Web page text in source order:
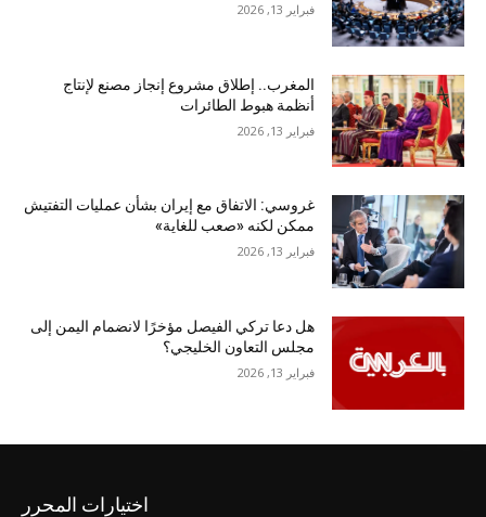
فبراير 13, 2026
المغرب.. إطلاق مشروع إنجاز مصنع لإنتاج
أنظمة هبوط الطائرات
فبراير 13, 2026
غروسي: الاتفاق مع إيران بشأن عمليات التفتيش
ممكن لكنه «صعب للغاية»
فبراير 13, 2026
هل دعا تركي الفيصل مؤخرًا لانضمام اليمن إلى
مجلس التعاون الخليجي؟
فبراير 13, 2026
اختيارات المحرر